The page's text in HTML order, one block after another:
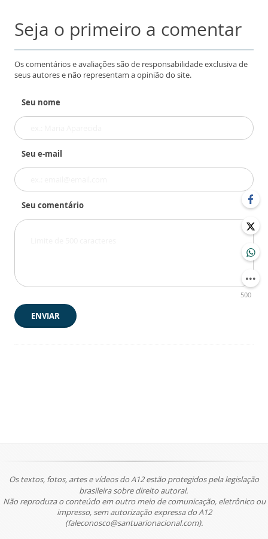
Seja o primeiro a comentar
Os comentários e avaliações são de responsabilidade exclusiva de
seus autores e não representam a opinião do site.
Seu nome
Seu e-mail
Seu comentário
500
ENVIAR
Os textos, fotos, artes e vídeos do A12 estão protegidos pela legislação
brasileira sobre direito autoral.
Não reproduza o conteúdo em outro meio de comunicação, eletrônico ou
impresso, sem autorização expressa do A12
(faleconosco@santuarionacional.com).